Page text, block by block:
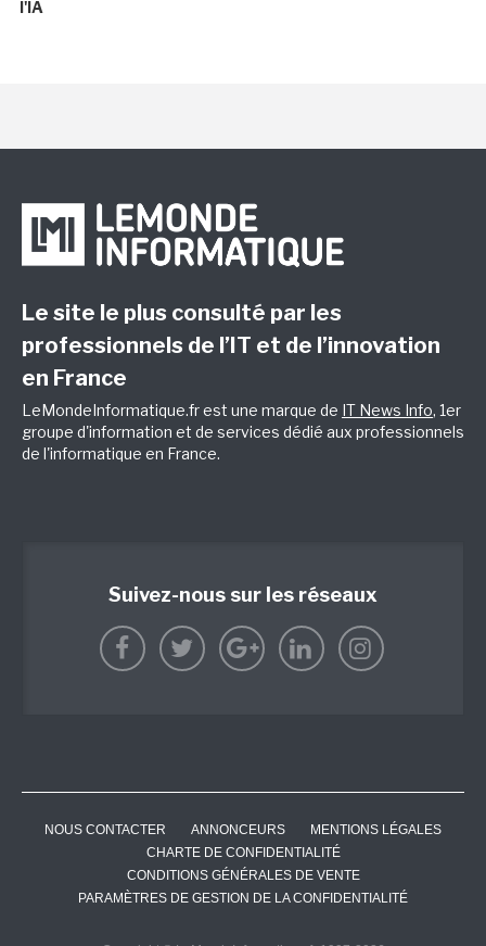
l'IA
Le site le plus consulté par les
professionnels de l’IT et de l’innovation
en France
LeMondeInformatique.fr est une marque de IT News Info, 1er
groupe d'information et de services dédié aux professionnels
de l'informatique en France.
Suivez-nous sur les réseaux
NOUS CONTACTER ANNONCEURS
MENTIONS LÉGALES
CHARTE DE CONFIDENTIALITÉ
CONDITIONS GÉNÉRALES DE VENTE
PARAMÈTRES DE GESTION DE LA CONFIDENTIALITÉ